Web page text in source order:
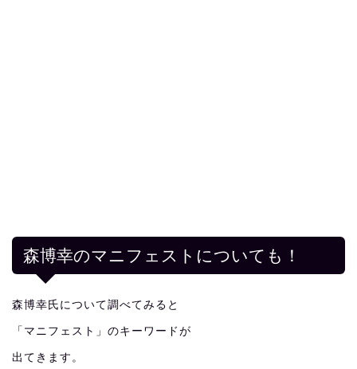
森博幸のマニフェストについても！
森博幸氏について調べてみると
「マニフェスト」のキーワードが
出てきます。